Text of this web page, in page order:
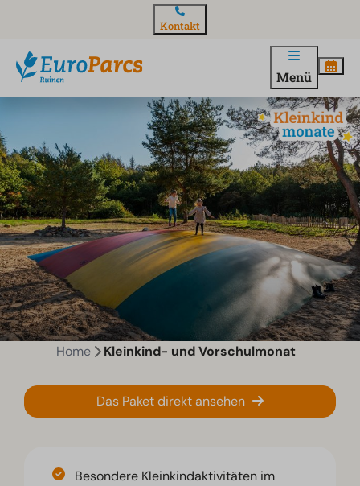
Kontakt
Menü
Home Kleinkind- und Vorschulmonat
Das Paket direkt ansehen
Besondere Kleinkindaktivitäten im